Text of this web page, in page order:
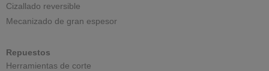
Cizallado reversible
Mecanizado de gran espesor
Repuestos
Herramientas de corte